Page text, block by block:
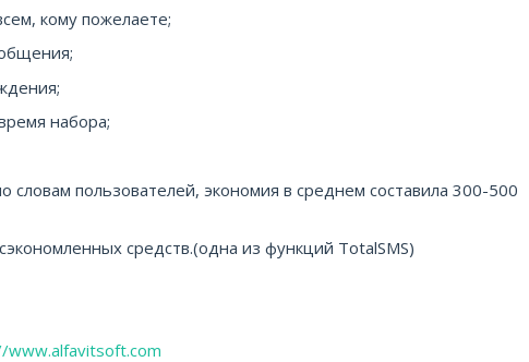
кому пожелаете;
набора;
пользователей, экономия в среднем составила 300-500
средств.(одна из функций TotalSMS)
www.alfavitsoft.com